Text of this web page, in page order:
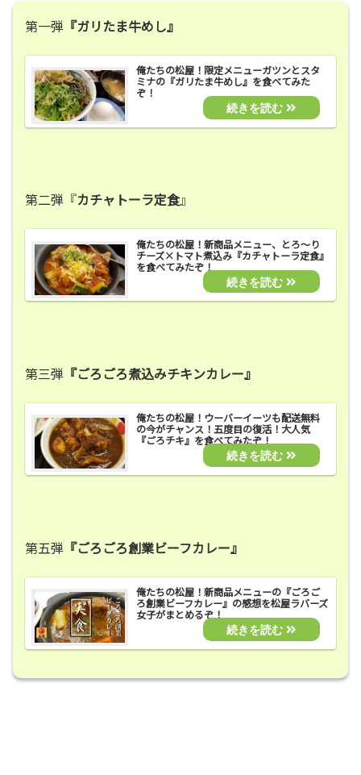
第一弾 『ガリたま牛めし』
俺たちの松屋！限定メニューガツンとスタ
ミナの『ガリたま牛めし』を食べてみた
ぞ！
第二弾『カチャトーラ定食』
俺たちの松屋！新商品メニュー、とろ～り
チーズ×トマト煮込み『カチャトーラ定食』
を食べてみたぞ！
第三弾 『ごろごろ煮込みチキンカレー』
俺たちの松屋！ウーバーイーツも配送無料
の今がチャンス！五度目の復活！大人気
『ごろチキ』を食べてみたぞ！
第五弾 『ごろごろ創業ビーフカレー』
俺たちの松屋！新商品メニューの『ごろご
ろ創業ビーフカレー』の感想を松屋ラバーズ
女子がまとめるぞ！